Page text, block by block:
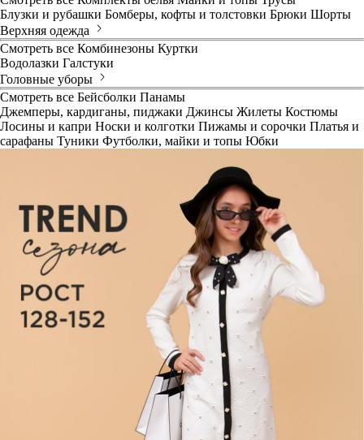
Блузки и рубашки Бомберы, кофты и толстовки Брюки Шорты
Верхняя одежда
Смотреть все Комбинезоны Куртки
Водолазки Галстуки
Головные уборы
Смотреть все Бейсболки Панамы
Джемперы, кардиганы, пиджаки Джинсы Жилеты Костюмы
Лосины и капри Носки и колготки Пижамы и сорочки Платья и
сарафаны Туники Футболки, майки и топы Юбки